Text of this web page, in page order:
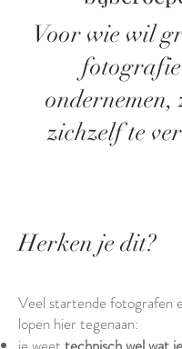
Voor wie wil
ondernemen,
zichzelf te
Herken je dit?
Veel startende fotografen
lopen hier tegenaan: